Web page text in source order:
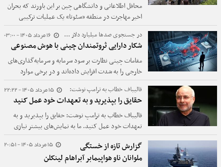
محافل اطلاعاتی و دانشگاهی چین بر این باورند که بحران
اخیر مهاجرت در منطقه «سئوتا» یک عملیات ترکیبی
طراحی‌شده از سوی موساد و با همکاری مراکش بوده که با
هدف اعمال فشار بر دولت اسپانیا به دلیل انتقاداتش از
رژیم صهیونیستی انجام شده است.
16 مرداد 1405 - 03:00 در جستجوی صدها میلیارد دلار مالیات پرداخت نشده؛
شکار دارایی ثروتمندان چینی با هوش مصنوعی
مقامات چینی نظارت بر سود سرمایه و سرمایه‌گذاری‌های
خارجی را به شدت افزایش داده‌اند و در برخی موارد
پرونده‌های سال ۲۰۰۰ به بعد را بررسی می‌کنند.
15 مرداد 1405 - 22:22 قالیباف خطاب به ترامپ نوشت:
حقایق را بپذیرید و به تعهدات خود عمل کنید
قالیباف خطاب به ترامپ نوشت: حقایق را بپذیرید و به
تعهدات خود عمل کنید. ما به نمایش‌های بیشتر نیازی
نداریم.
15 مرداد 1405 - 20:51
گزارش تازه از خستگی
ملوانان ناو هواپیمابر آبراهام لینکلن